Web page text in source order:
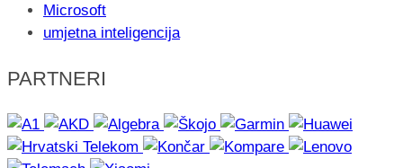
Microsoft
umjetna inteligencija
PARTNERI